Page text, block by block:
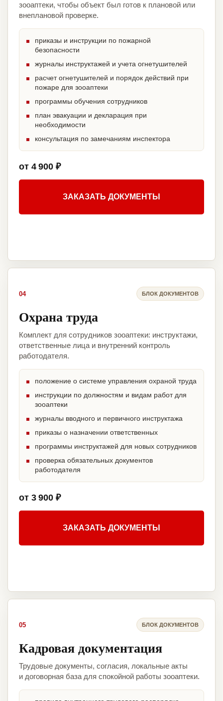
зооаптеки, чтобы объект был готов к плановой или
внеплановой проверке.
приказы и инструкции по пожарной
безопасности
журналы инструктажей и учета огнетушителей
расчет огнетушителей и порядок действий при
пожаре для зооаптеки
программы обучения сотрудников
план эвакуации и декларация при
необходимости
консультация по замечаниям инспектора
от 4 900 ₽
ЗАКАЗАТЬ ДОКУМЕНТЫ
04 БЛОК ДОКУМЕНТОВ
Охрана труда
Комплект для сотрудников зооаптеки: инструктажи,
ответственные лица и внутренний контроль
работодателя.
положение о системе управления охраной труда
инструкции по должностям и видам работ для
зооаптеки
журналы вводного и первичного инструктажа
приказы о назначении ответственных
программы инструктажей для новых сотрудников
проверка обязательных документов
работодателя
от 3 900 ₽
ЗАКАЗАТЬ ДОКУМЕНТЫ
05 БЛОК ДОКУМЕНТОВ
Кадровая документация
Трудовые документы, согласия, локальные акты
и договорная база для спокойной работы зооаптеки.